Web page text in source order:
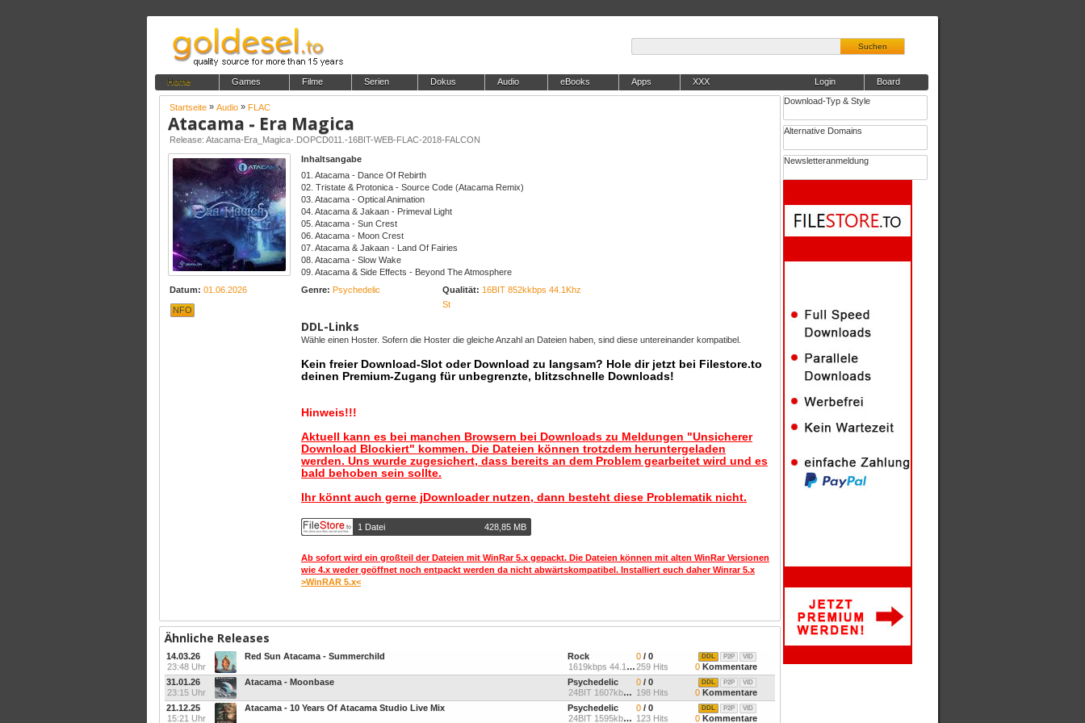
Suchen
Home Games Filme Serien Dokus Audio eBooks Apps XXX Board
Login
Download-Typ & Style
Alternative Domains
Newsletteranmeldung
Startseite » Audio » FLAC
Atacama - Era Magica
Release: Atacama-Era_Magica-.DOPCD011.-16BIT-WEB-FLAC-2018-FALCON
Datum: 01.06.2026
NFO
Inhaltsangabe
01. Atacama - Dance Of Rebirth
02. Tristate & Protonica - Source Code (Atacama Remix)
03. Atacama - Optical Animation
04. Atacama & Jakaan - Primeval Light
05. Atacama - Sun Crest
06. Atacama - Moon Crest
07. Atacama & Jakaan - Land Of Fairies
08. Atacama - Slow Wake
09. Atacama & Side Effects - Beyond The Atmosphere
Genre: Psychedelic Qualität: 16BIT 852kkbps 44.1Khz
St
DDL-Links
Wähle einen Hoster. Sofern die Hoster die gleiche Anzahl an Dateien haben, sind diese untereinander kompatibel.
Kein freier Download-Slot oder Download zu langsam? Hole dir jetzt bei Filestore.to
deinen Premium-Zugang für unbegrenzte, blitzschnelle Downloads!
Hinweis!!!
Aktuell kann es bei manchen Browsern bei Downloads zu Meldungen "Unsicherer
Download Blockiert" kommen. Die Dateien können trotzdem heruntergeladen
werden. Uns wurde zugesichert, dass bereits an dem Problem gearbeitet wird und es
bald behoben sein sollte.
Ihr könnt auch gerne jDownloader nutzen, dann besteht diese Problematik nicht.
1 Datei 428,85 MB
Ab sofort wird ein großteil der Dateien mit WinRar 5.x gepackt. Die Dateien können mit alten WinRar Versionen
wie 4.x weder geöffnet noch entpackt werden da nicht abwärtskompatibel. Installiert euch daher Winrar 5.x
>WinRAR 5.x<
Ähnliche Releases
14.03.26
23:48 Uhr
Red Sun Atacama - Summerchild
Rock
1619kbps 44.1kHz
0 / 0
259 Hits
VID
P2P
DDL
0 Kommentare
31.01.26
23:15 Uhr
Atacama - Moonbase
Psychedelic
24BIT 1607kbps 44.1Khz St
0 / 0
198 Hits
VID
P2P
DDL
0 Kommentare
21.12.25
15:21 Uhr
Atacama - 10 Years Of Atacama Studio Live Mix
Psychedelic
24BIT 1595kbps 44.1Khz St
0 / 0
123 Hits
VID
P2P
DDL
0 Kommentare